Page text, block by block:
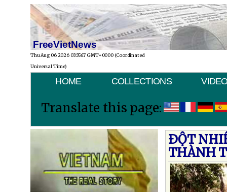
FreeVietNews
Thu Aug 06 2026 03:35:47 GMT+0000 (Coordinated
Universal Time)
HOME COLLECTIONS
Translate this page:
ÐỘT
THÀNH